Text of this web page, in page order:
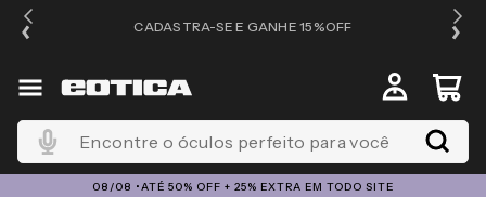
CADASTRA-SE E GANHE 15%OFF
Encontre o óculos perfeito para você
08/08 •ATÉ 50% OFF + 25% EXTRA EM TODO SITE